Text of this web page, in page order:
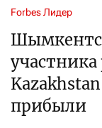
Forbes Лидер
участника
прибыли